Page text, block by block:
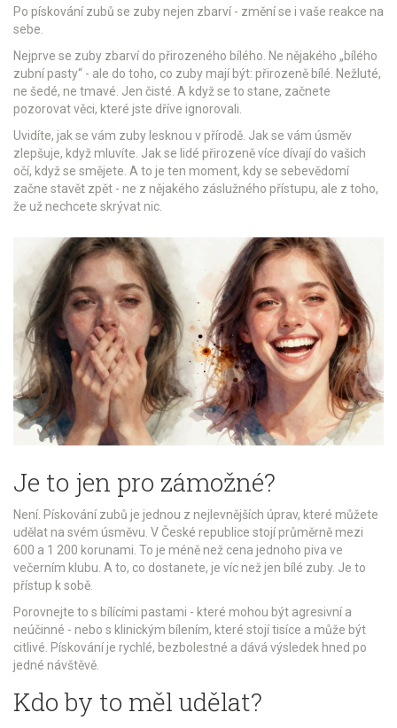
Po pískování zubů se zuby nejen zbarví - změní se i vaše reakce na
sebe.
Nejprve se zuby zbarví do přirozeného bílého. Ne nějakého „bílého
zubní pasty“ - ale do toho, co zuby mají být: přirozeně bílé. Nežluté,
ne šedé, ne tmavé. Jen čisté. A když se to stane, začnete
pozorovat věci, které jste dříve ignorovali.
Uvidíte, jak se vám zuby lesknou v přírodě. Jak se vám úsměv
zlepšuje, když mluvíte. Jak se lidé přirozeně více dívají do vašich
očí, když se smějete. A to je ten moment, kdy se sebevědomí
začne stavět zpět - ne z nějakého záslužného přístupu, ale z toho,
že už nechcete skrývat nic.
Je to jen pro zámožné?
Není. Pískování zubů je jednou z nejlevnějších úprav, které můžete
udělat na svém úsměvu. V České republice stojí průměrně mezi
600 a 1 200 korunami. To je méně než cena jednoho piva ve
večerním klubu. A to, co dostanete, je víc než jen bílé zuby. Je to
přístup k sobě.
Porovnejte to s bílícími pastami - které mohou být agresivní a
neúčinné - nebo s klinickým bílením, které stojí tisíce a může být
citlivé. Pískování je rychlé, bezbolestné a dává výsledek hned po
jedné návštěvě.
Kdo by to měl udělat?